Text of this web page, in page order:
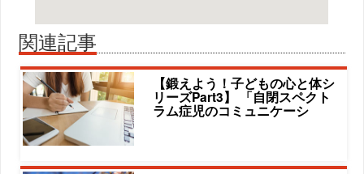
関連記事
【鍛えよう！子どもの心と体シ
リーズPart3】 「自閉スペクト
ラム症児のコミュニケーシ